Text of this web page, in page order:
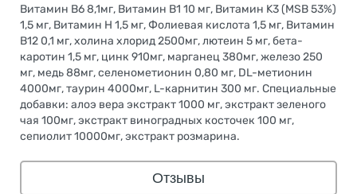
Витамин В6 8,1мг, Витамин В1 10 мг, Витамин K3 (MSB 53%)
1,5 мг, Витамин Н 1,5 мг, Фолиевая кислота 1,5 мг, Витамин
В12 0,1 мг, холина хлорид 2500мг, лютеин 5 мг, бета-
каротин 1,5 мг, цинк 910мг, марганец 380мг, железо 250
мг, медь 88мг, селенометионин 0,80 мг, DL-метионин
4000мг, таурин 4000мг, L-карнитин 300 мг. Специальные
добавки: алоэ вера экстракт 1000 мг, экстракт зеленого
чая 100мг, экстракт виноградных косточек 100 мг,
сепиолит 10000мг, экстракт розмарина.
Отзывы